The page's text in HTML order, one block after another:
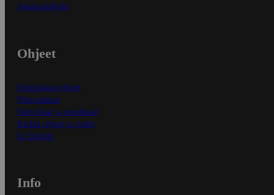
Asiakaspalvelu
Ohjeet
Ensitilaajan ohjeet
Näin maksat
Näin tilaat ja muokkaat
Kaikki ohjeet ja vinkit
In English
Info